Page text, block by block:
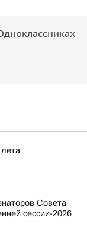
Совета
сессии-2026